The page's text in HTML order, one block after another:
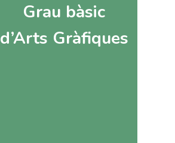
Grau bàsic
d’Arts Gràfiques